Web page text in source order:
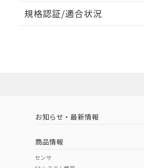
EU RoHS 注意事項・凡例
中国 RoHS 注意事項・凡例
中国 RoHS表
規格認証/適合状況
（イギリス
（ノルウェー
お知らせ・最新情報
商品情報
センサ